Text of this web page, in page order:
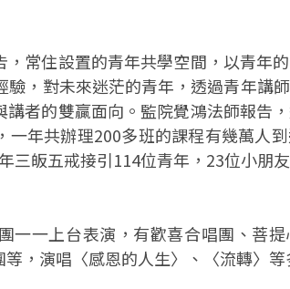
常住設置的青年共學空間，以青年
，對未來迷茫的青年，透過青年講
者的雙贏面向。監院覺鴻法師報告
一年共辦理200多班的課程有幾萬人
三皈五戒接引114位青年，23位小朋
一一上台表演，有歡喜合唱團、菩
，演唱〈感恩的人生〉、〈流轉〉等